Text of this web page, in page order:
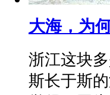
大海，为
浙江这块
斯长于斯